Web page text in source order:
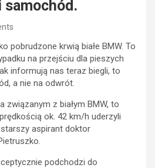
pobrudzone krwią białe BMW. To
na przejściu dla pieszych
informują nas teraz biegli, to
a nie na odwrót.
związanym z białym BMW, to
ok. 42 km/h uderzyli
aspirant doktor
podchodzi do